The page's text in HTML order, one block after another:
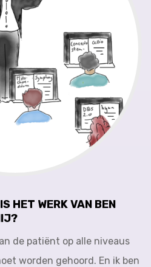
HET WERK VAN BEN
de patiënt op alle niveaus
worden gehoord. En ik ben